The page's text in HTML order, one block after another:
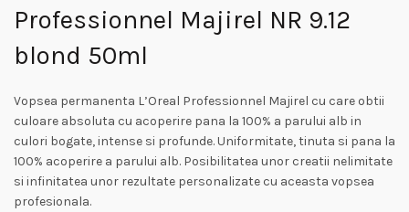
Professionnel Majirel NR 9.12
blond 50ml
Vopsea permanenta L’Oreal Professionnel Majirel cu care obtii
culoare absoluta cu acoperire pana la 100% a parului alb in
culori bogate, intense si profunde. Uniformitate, tinuta si pana la
100% acoperire a parului alb. Posibilitatea unor creatii nelimitate
si infinitatea unor rezultate personalizate cu aceasta vopsea
profesionala.